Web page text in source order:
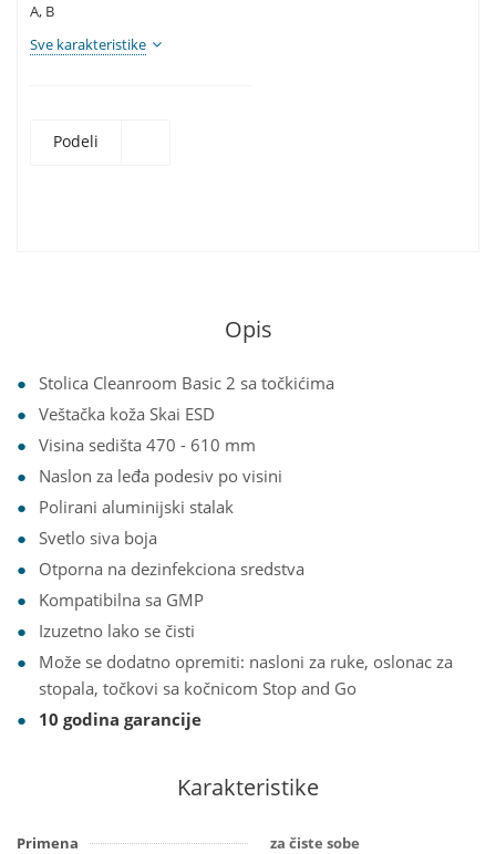
A, B
Sve karakteristike
Podeli
Opis
Stolica Cleanroom Basic 2 sa točkićima
Veštačka koža Skai ESD
Visina sedišta 470 - 610 mm
Naslon za leđa podesiv po visini
Polirani aluminijski stalak
Svetlo siva boja
Otporna na dezinfekciona sredstva
Kompatibilna sa GMP
Izuzetno lako se čisti
Može se dodatno opremiti: nasloni za ruke, oslonac za
stopala, točkovi sa kočnicom Stop and Go
10 godina garancije
Karakteristike
Primena
za čiste sobe